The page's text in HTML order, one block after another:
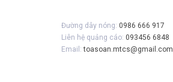
Đường dây nóng: 0986 666 917
Liên hệ quảng cáo: 093456 6848
Email:toasoan.mtcs@gmail.com